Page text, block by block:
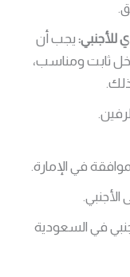
للأجنبي:يجب أن
ثابت ومناسب،
في الإمارة.
في السعودية